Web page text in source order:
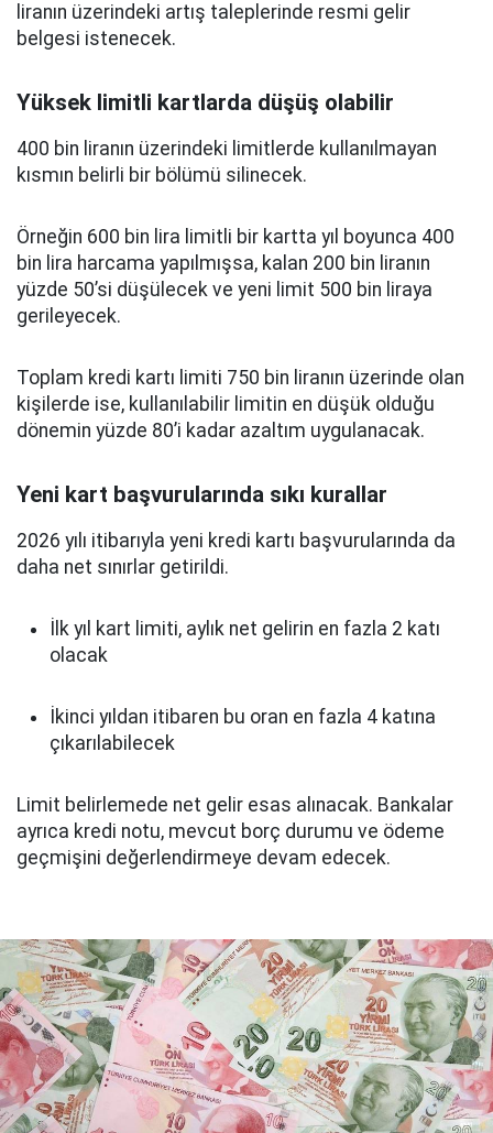
liranın üzerindeki artış taleplerinde resmi gelir
belgesi istenecek.
Yüksek limitli kartlarda düşüş olabilir
400 bin liranın üzerindeki limitlerde kullanılmayan
kısmın belirli bir bölümü silinecek.
Örneğin 600 bin lira limitli bir kartta yıl boyunca 400
bin lira harcama yapılmışsa, kalan 200 bin liranın
yüzde 50’si düşülecek ve yeni limit 500 bin liraya
gerileyecek.
Toplam kredi kartı limiti 750 bin liranın üzerinde olan
kişilerde ise, kullanılabilir limitin en düşük olduğu
dönemin yüzde 80’i kadar azaltım uygulanacak.
Yeni kart başvurularında sıkı kurallar
2026 yılı itibarıyla yeni kredi kartı başvurularında da
daha net sınırlar getirildi.
İlk yıl kart limiti, aylık net gelirin en fazla 2 katı
olacak
İkinci yıldan itibaren bu oran en fazla 4 katına
çıkarılabilecek
Limit belirlemede net gelir esas alınacak. Bankalar
ayrıca kredi notu, mevcut borç durumu ve ödeme
geçmişini değerlendirmeye devam edecek.